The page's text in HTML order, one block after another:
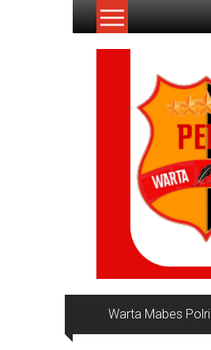
Lompat
Jurnalisme
Warta Mabes Polri